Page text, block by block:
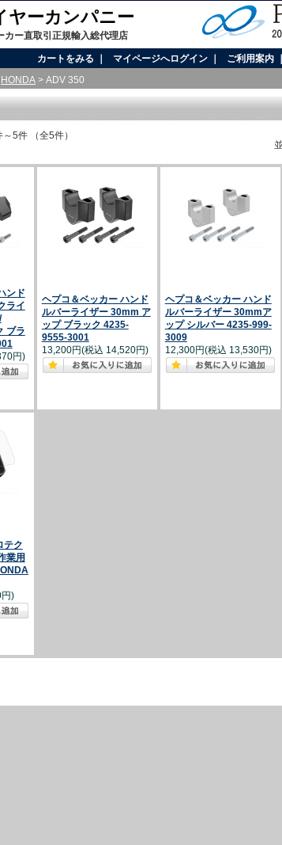
ヤーカンパニー
ー直取引正規輸入総代理店
カートをみる マイページへログイン ご利用案内
HONDA > ADV 350
～5件 （全5件）
ンド
ライ
ブラ
円)
ヘプコ＆ベッカー ハンド
ルバーライザー 30mm ア
ップ ブラック 4235-
9555-3001
13,200円(税込 14,520円)
ヘプコ＆ベッカー ハンド
ルバーライザー 30mmア
ップ シルバー 4235-999-
3009
12,300円(税込 13,530円)
テク
業用
)